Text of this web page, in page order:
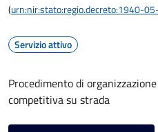
(urn:nir:stato:regio.decreto:1940-
Servizio attivo
Procedimento di
competitiva su strada